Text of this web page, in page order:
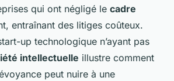
qui ont négligé le cadre
entraînant des litiges coûteux.
up technologique n’ayant pas
intellectuelle illustre comment
peut nuire à une